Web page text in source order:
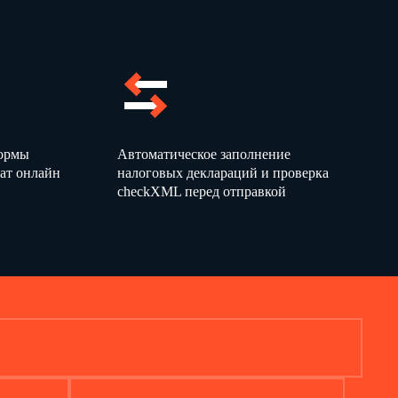
За год, предшествующий
предыдущему году
За 9 месяцев
предыдущего года
онлайн
Автоматическое заполнение
налоговых деклараций и проверка
checkXML перед отправкой